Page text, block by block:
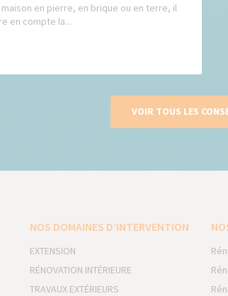
en pierre, en brique ou en terre, il
en compte la...
VOIR TOUS LES
NOS DOMAINES D’INTERVENTION
EXTENSION
RÉNOVATION INTÉRIEURE
TRAVAUX EXTÉRIEURS